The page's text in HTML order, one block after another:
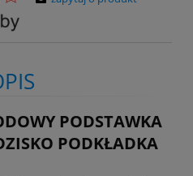
PODSTAWKA
PODKŁADKA